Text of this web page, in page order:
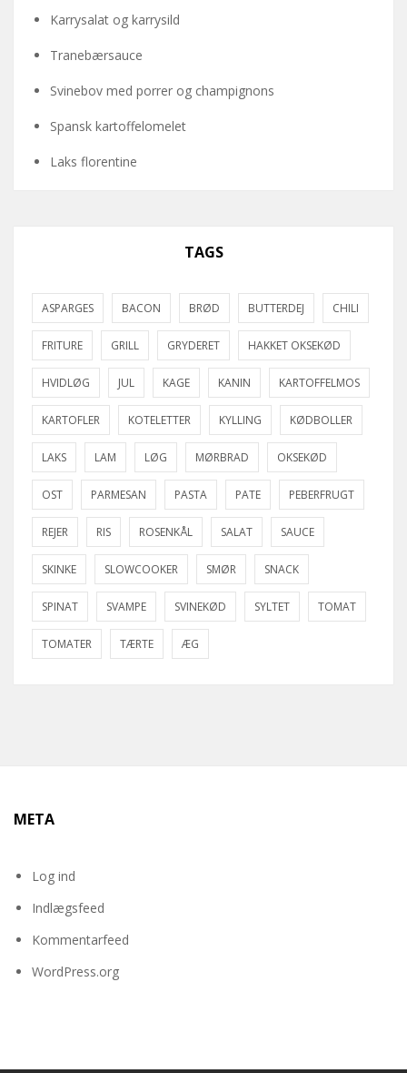
Karrysalat og karrysild
Tranebærsauce
Svinebov med porrer og champignons
Spansk kartoffelomelet
Laks florentine
TAGS
ASPARGES BACON BRØD BUTTERDEJ CHILI
FRITURE GRILL GRYDERET HAKKET OKSEKØD
HVIDLØG JUL KAGE KANIN KARTOFFELMOS
KARTOFLER KOTELETTER KYLLING KØDBOLLER
LAKS LAM LØG MØRBRAD OKSEKØD
OST PARMESAN PASTA PATE PEBERFRUGT
REJER RIS ROSENKÅL SALAT SAUCE
SKINKE SLOWCOOKER SMØR SNACK
SPINAT SVAMPE SVINEKØD SYLTET TOMAT
TOMATER TÆRTE ÆG
META
Log ind
Indlægsfeed
Kommentarfeed
WordPress.org